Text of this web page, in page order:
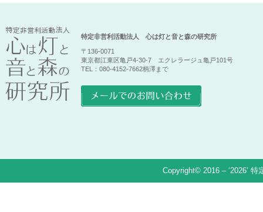
特定非営利活動法人 心は灯と音と森の研究所
〒136-0071
東京都江東区亀戸4-30-7 エクレラージュ亀戸101号
TEL：080-4152-7662柄澤まで
Copyright© 2016 – ‘2026’